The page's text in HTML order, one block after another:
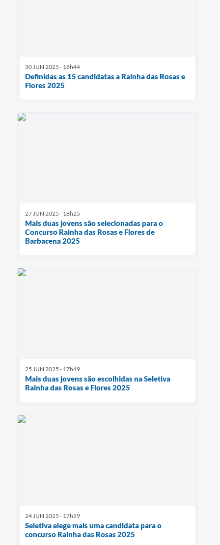
30 JUN 2025 - 18h44
Definidas as 15 candidatas a Rainha das Rosas e
Flores 2025
27 JUN 2025 - 18h25
Mais duas jovens são selecionadas para o
Concurso Rainha das Rosas e Flores de
Barbacena 2025
25 JUN 2025 - 17h49
Mais duas jovens são escolhidas na Seletiva
Rainha das Rosas e Flores 2025
24 JUN 2025 - 17h59
Seletiva elege mais uma candidata para o
concurso Rainha das Rosas 2025